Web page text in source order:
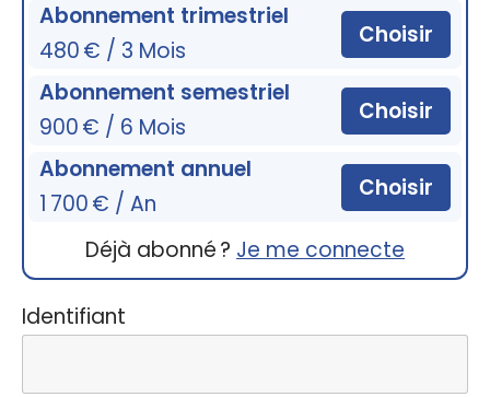
Abonnement trimestriel
480 € / 3 Mois
Choisir
Abonnement semestriel
900 € / 6 Mois
Choisir
Abonnement annuel
1 700 € / An
Choisir
Déjà abonné ? Je me connecte
Identifiant